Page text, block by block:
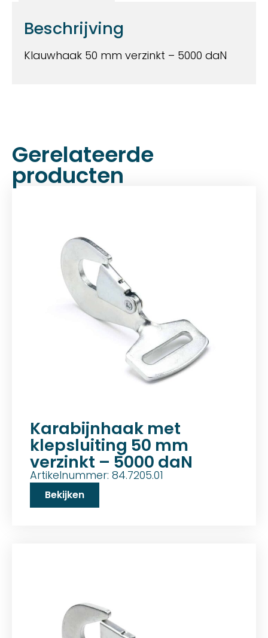
Beschrijving
Klauwhaak 50 mm verzinkt – 5000 daN
Gerelateerde
producten
Karabijnhaak met
klepsluiting 50 mm
verzinkt – 5000 daN
Artikelnummer: 84.7205.01
Bekijken